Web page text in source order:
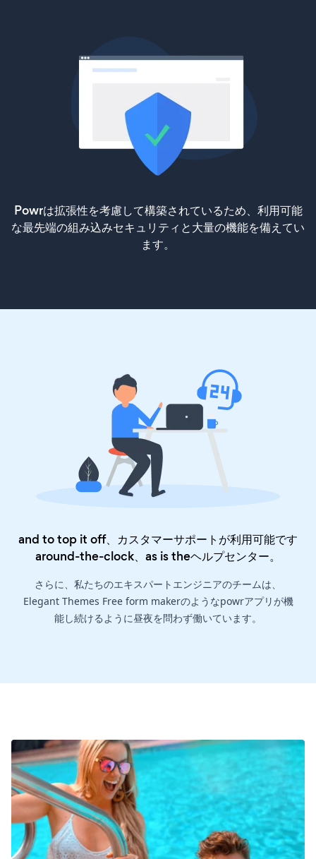
Powrは拡張性を考慮して構築されているため、利用可能
な最先端の組み込みセキュリティと大量の機能を備えてい
ます。
and to top it off、カスタマーサポートが利用可能です
around-the-clock、as is theヘルプセンター。
さらに、私たちのエキスパートエンジニアのチームは、
Elegant Themes Free form makerのようなpowrアプリが機
能し続けるように昼夜を問わず働いています。